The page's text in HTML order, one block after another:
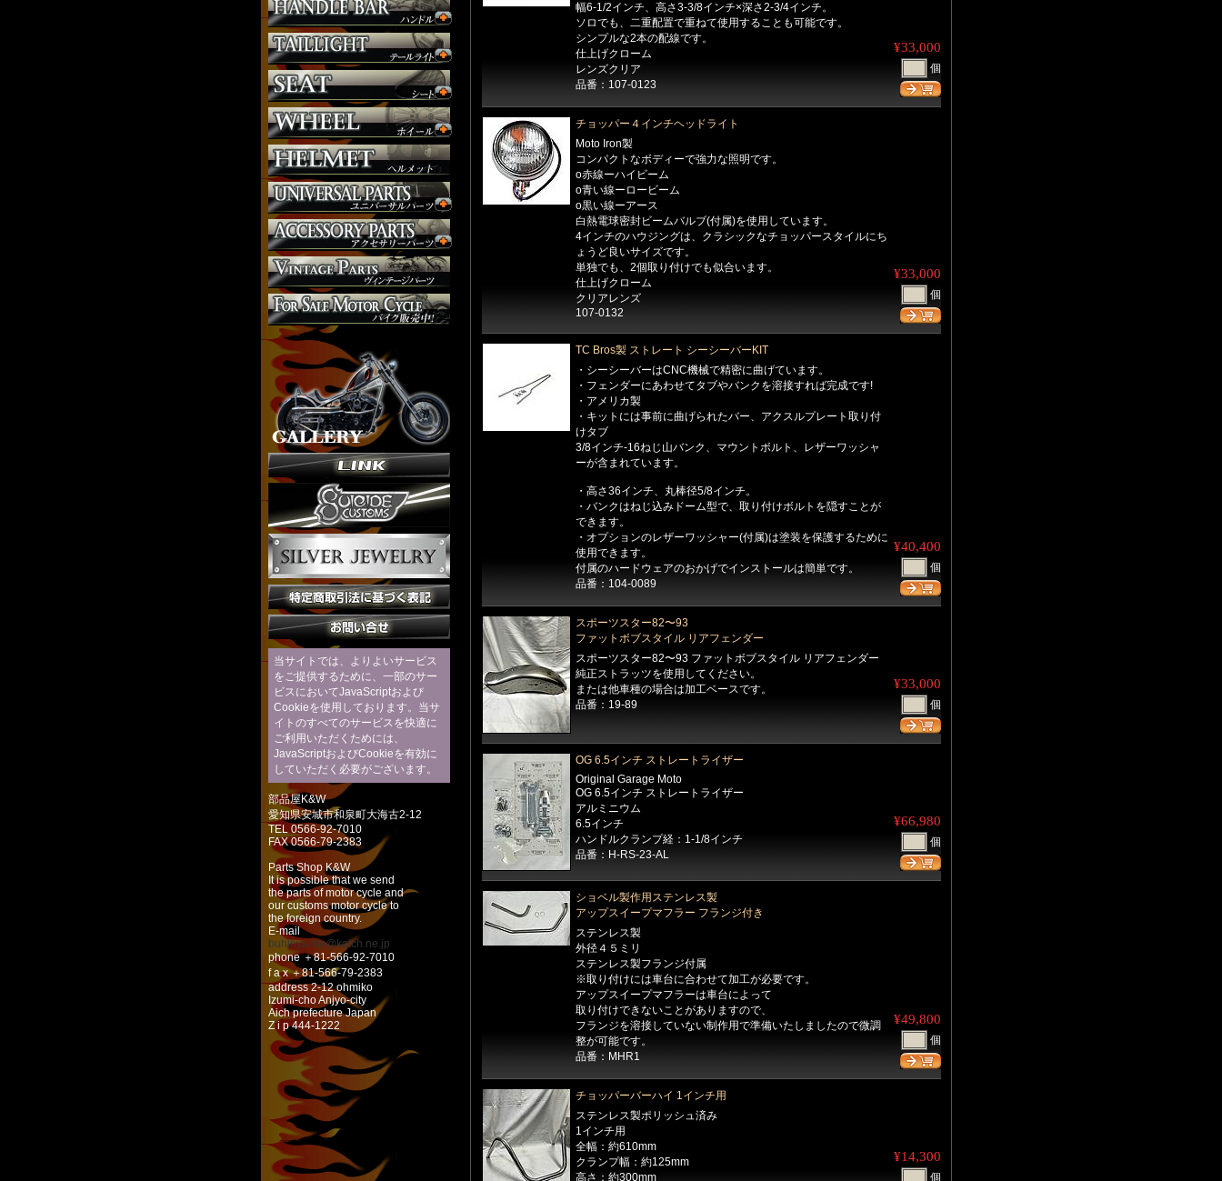
幅6-1/2インチ、高さ3-3/8インチ×深さ2-3/4インチ。
ソロでも、二重配置で重ねて使用することも可能です。
シンプルな2本の配線です。
仕上げクローム
レンズクリア
品番：107-0123
¥33,000
個
チョッパー４インチヘッドライト
Moto Iron製
コンパクトなボディーで強力な照明です。
o赤線ーハイビーム
o青い線ーロービーム
o黒い線ーアース
白熱電球密封ビームバルブ(付属)を使用しています。
4インチのハウジングは、クラシックなチョッパースタイルにち
ょうど良いサイズです。
単独でも、2個取り付けでも似合います。
仕上げクローム
クリアレンズ
107-0132
¥33,000
個
TC Bros製 ストレート シーシーバーKIT
・シーシーバーはCNC機械で精密に曲げています。
・フェンダーにあわせてタブやバンクを溶接すれば完成です!
・アメリカ製
・キットには事前に曲げられたバー、アクスルプレート取り付
けタブ
3/8インチ-16ねじ山バンク、マウントボルト、レザーワッシャ
ーが含まれています。
・高さ36インチ、丸棒径5/8インチ。
・バンクはねじ込みドーム型で、取り付けボルトを隠すことが
できます。
・オプションのレザーワッシャー(付属)は塗装を保護するために
使用できます。
付属のハードウェアのおかげでインストールは簡単です。
品番：104-0089
¥40,400
個
スポーツスター82〜93
ファットボブスタイル リアフェンダー
スポーツスター82〜93 ファットボブスタイル リアフェンダー
純正ストラッツを使用してください。
または他車種の場合は加工ベースです。
品番：19-89
¥33,000
個
OG 6.5インチ ストレートライザー
Original Garage Moto
OG 6.5インチ ストレートライザー
アルミニウム
6.5インチ
ハンドルクランプ経：1-1/8インチ
品番：H-RS-23-AL
¥66,980
個
ショベル製作用ステンレス製
アップスイープマフラー フランジ付き
ステンレス製
外径４５ミリ
ステンレス製フランジ付属
※取り付けには車台に合わせて加工が必要です。
アップスイープマフラーは車台によって
取り付けできないことがありますので、
フランジを溶接していない制作用で準備いたしましたので微調
整が可能です。
品番：MHR1
¥49,800
個
チョッパーバーハイ 1インチ用
ステンレス製ポリッシュ済み
1インチ用
全幅：約610mm
クランプ幅：約125mm
高さ：約300mm
¥14,300
個
ジョッキーシフト
ハンドルバー
ハンドル周り
ヘッドライト
マフラー
外装パーツ
当サイトでは、よりよいサービス
をご提供するために、一部のサー
ビスにおいてJavaScriptおよび
Cookieを使用しております。当サ
イトのすべてのサービスを快適に
ご利用いただくためには、
JavaScriptおよびCookieを有効に
していただく必要がございます。
部品屋K&W
愛知県安城市和泉町大海古2-12
TEL 0566-92-7010
FAX 0566-79-2383
Parts Shop K&W
It is possible that we send
the parts of motor cycle and
our customs motor cycle to
the foreign country.
E-mail
buhinya-kw@katch.ne.jp
phone ＋81-566-92-7010
f a x ＋81-566-79-2383
address 2-12 ohmiko
Izumi-cho Anjyo-city
Aich prefecture Japan
Z i p 444-1222